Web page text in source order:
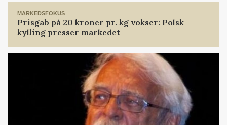
MARKEDSFOKUS
Prisgab på 20 kroner pr. kg vokser: Polsk
kylling presser markedet